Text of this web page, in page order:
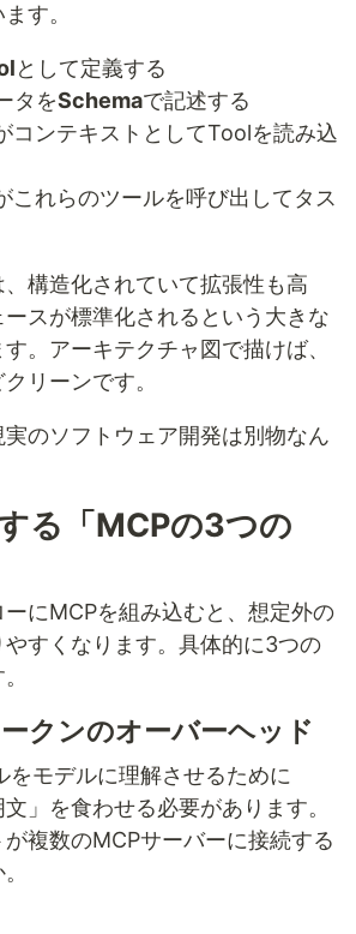
す。
として定義する
タをSchemaで記述する
コンテキストとしてToolを読み込
これらのツールを呼び出してタス
構造化されていて拡張性も高
ースが標準化されるという大きな
。アーキテクチャ図で描けば、
リーンです。
実のソフトウェア開発は別物なん
る「MCPの3つの
ーにMCPを組み込むと、想定外の
やすくなります。具体的に3つの
クンのオーバーヘッド
をモデルに理解させるために
」を食わせる必要があります。
複数のMCPサーバーに接続する